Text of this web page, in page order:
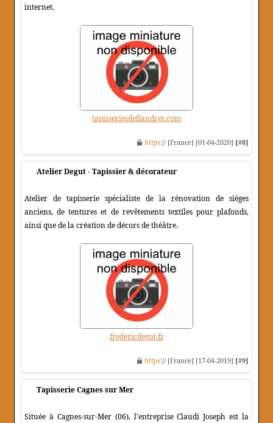
internet.
tapisseriesdeflandres.com
https:// [France] [01-04-2020] [#8]
Atelier Degut - Tapissier & décorateur
Atelier de tapisserie spécialiste de la rénovation de sièges
anciens, de tentures et de revêtements textiles pour plafonds,
ainsi que de la création de décors de théâtre.
fredericdegut.fr
https:// [France] [17-04-2019] [#9]
Tapisserie Cagnes sur Mer
Située à Cagnes-sur-Mer (06), l'entreprise Claudi Joseph est la